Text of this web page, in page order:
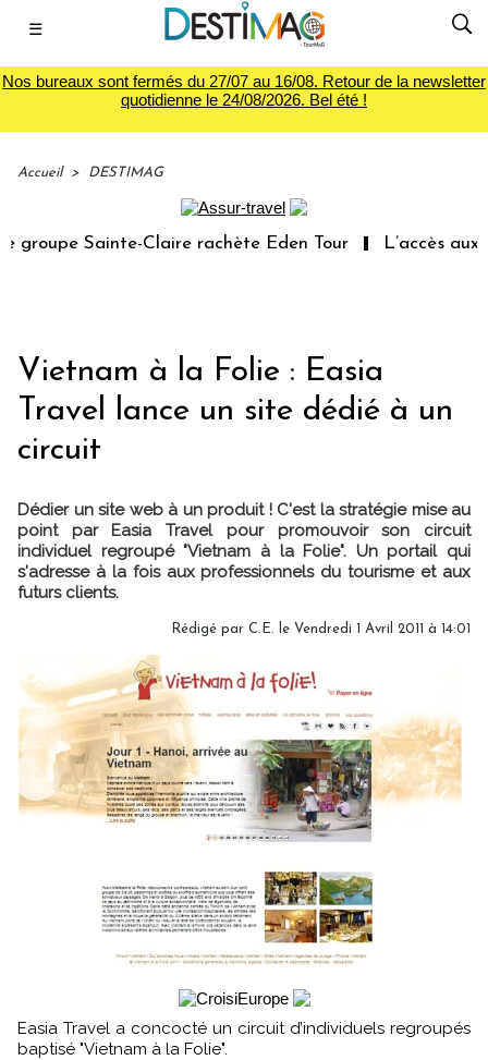
☰
Nos bureaux sont fermés du 27/07 au 16/08. Retour de la newsletter
quotidienne le 24/08/2026. Bel été !
Accueil > DESTIMAG
Sainte-Claire rachète Eden Tour L’accès aux
Vietnam à la Folie : Easia
Travel lance un site dédié à un
circuit
Dédier un site web à un produit ! C'est la stratégie mise au
point par Easia Travel pour promouvoir son circuit
individuel regroupé "Vietnam à la Folie". Un portail qui
s'adresse à la fois aux professionnels du tourisme et aux
futurs clients.
Rédigé par C.E. le Vendredi 1 Avril 2011 à 14:01
Easia Travel a concocté un circuit d’individuels regroupés
baptisé "Vietnam à la Folie".